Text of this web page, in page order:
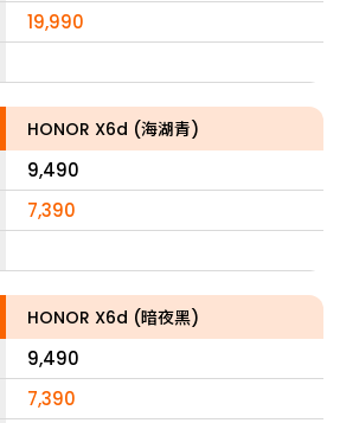
19,990
HONOR X6d (海湖青)
9,490
7,390
HONOR X6d (暗夜黑)
9,490
7,390